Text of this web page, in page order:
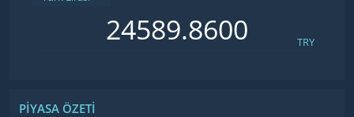
TRY
PIYASA ÖZETI